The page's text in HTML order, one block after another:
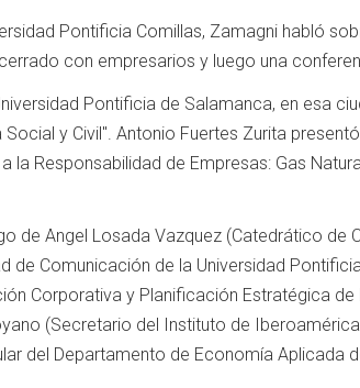
Pontificia Comillas, Zamagni habló
con empresarios y luego una
Pontificia de Salamanca, en esa
y Civil". Antonio Fuertes Zurita
la Responsabilidad de Empresas: Gas
de Angel Losada Vazquez (Catedrático de
de Comunicación de la Universidad
Corporativa y Planificación Estratégica de
(Secretario del Instituto de
del Departamento de Economía Aplicada